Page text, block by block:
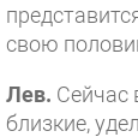
свою
Лев. Сейчас
близкие,